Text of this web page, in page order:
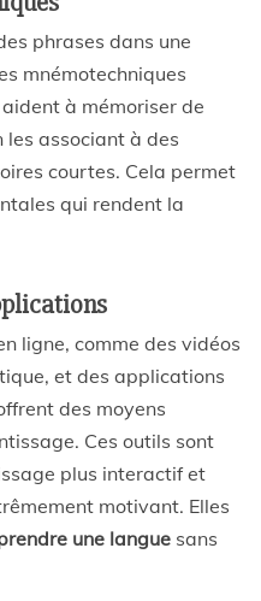
phrases dans une
mnémotechniques
à mémoriser de
les associant à des
courtes. Cela permet
qui rendent la
ligne, comme des vidéos
et des applications
des moyens
Ces outils sont
plus interactif et
motivant. Elles
une langue sans